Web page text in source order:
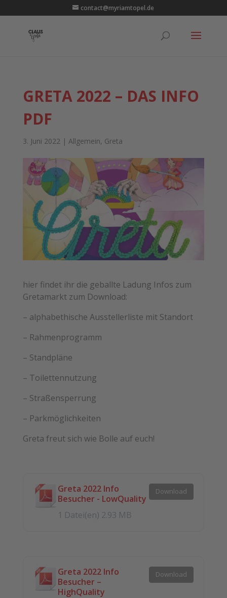
contact@myriamtopel.de
GRETA 2022 – DAS INFO
PDF
3. Juni 2022| Allgemein, Greta
hier findet ihr die geballte Ladung Infos zum
Gretamarkt zum Download:
– alphabethische Ausstellerliste mit Standort
– Rahmenprogramm
– Standpläne
– Toilettennutzung
– Straßensperrung
– Parkmöglichkeiten
Greta freut sich wie Bolle auf euch!
Greta 2022 Info
Besucher - LowQuality
1 Datei(en) 2.93 MB
Download
Greta 2022 Info
Besucher –
HighQuality
Download